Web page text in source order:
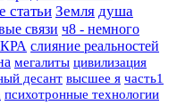
статьи Земля душа
связи ч8 - немного
слияние реальностей
мегалиты цивилизация
десант высшее я часть1
психотронные технологии